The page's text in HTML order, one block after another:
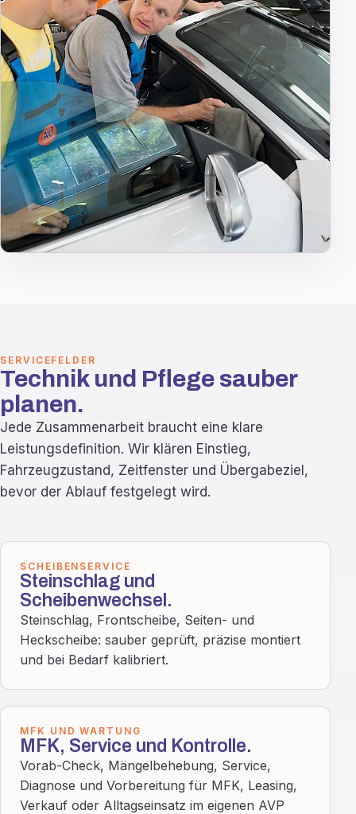
SERVICEFELDER
Technik und Pflege sauber
planen.
Jede Zusammenarbeit braucht eine klare
Leistungsdefinition. Wir klären Einstieg,
Fahrzeugzustand, Zeitfenster und Übergabeziel,
bevor der Ablauf festgelegt wird.
SCHEIBENSERVICE
Steinschlag und
Scheibenwechsel.
Steinschlag, Frontscheibe, Seiten- und
Heckscheibe: sauber geprüft, präzise montiert
und bei Bedarf kalibriert.
MFK UND WARTUNG
MFK, Service und Kontrolle.
Vorab-Check, Mängelbehebung, Service,
Diagnose und Vorbereitung für MFK, Leasing,
Verkauf oder Alltagseinsatz im eigenen AVP